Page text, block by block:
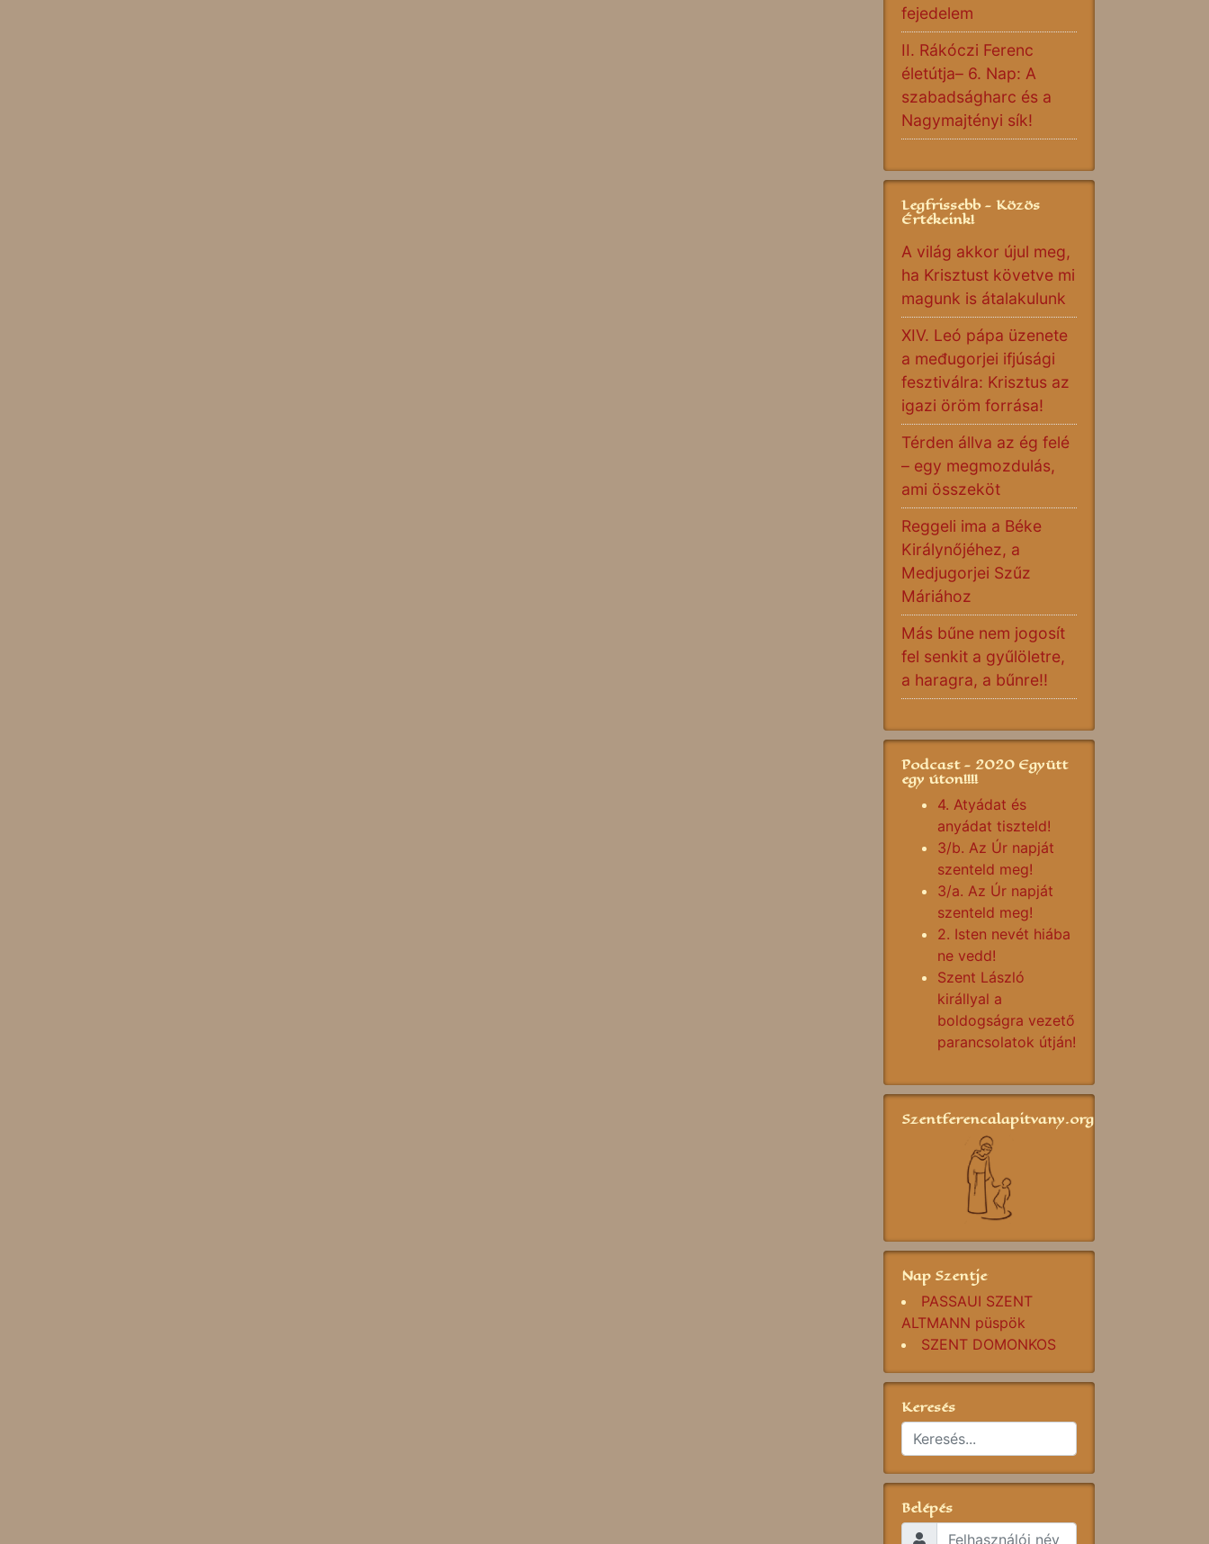
fejedelem
II. Rákóczi Ferenc
életútja– 6. Nap: A
szabadságharc és a
Nagymajtényi sík!
Legfrissebb - Közös
Értékeink!
A világ akkor újul meg,
ha Krisztust követve mi
magunk is átalakulunk
XIV. Leó pápa üzenete
a međugorjei ifjúsági
fesztiválra: Krisztus az
igazi öröm forrása!
Térden állva az ég felé
– egy megmozdulás,
ami összeköt
Reggeli ima a Béke
Királynőjéhez, a
Medjugorjei Szűz
Máriához
Más bűne nem jogosít
fel senkit a gyűlöletre,
a haragra, a bűnre!!
Podcast - 2020 Együtt
egy úton!!!!
4. Atyádat és
anyádat tiszteld!
3/b. Az Úr napját
szenteld meg!
3/a. Az Úr napját
szenteld meg!
2. Isten nevét hiába
ne vedd!
Szent László
királlyal a
boldogságra vezető
parancsolatok útján!
Szentferencalapitvany.org
Nap Szentje
PASSAUI SZENT
ALTMANN püspök
SZENT DOMONKOS
Keresés
Belépés